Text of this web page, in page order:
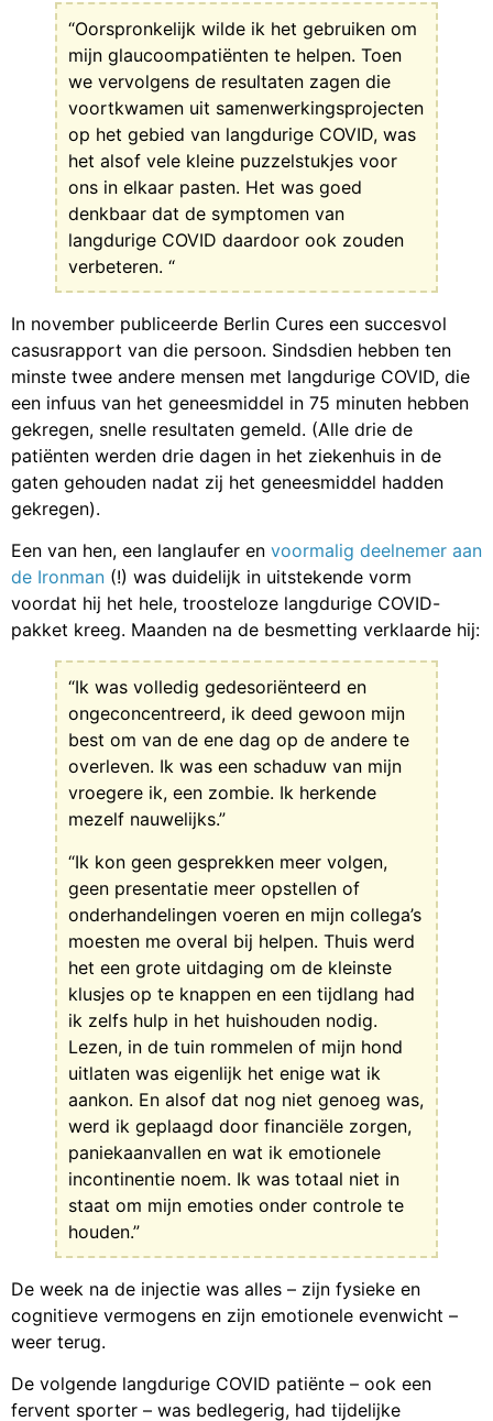
“Oorspronkelijk wilde ik het gebruiken om
mijn glaucoompatiënten te helpen. Toen
we vervolgens de resultaten zagen die
voortkwamen uit samenwerkingsprojecten
op het gebied van langdurige COVID, was
het alsof vele kleine puzzelstukjes voor
ons in elkaar pasten. Het was goed
denkbaar dat de symptomen van
langdurige COVID daardoor ook zouden
verbeteren. “
In november publiceerde Berlin Cures een succesvol
casusrapport van die persoon. Sindsdien hebben ten
minste twee andere mensen met langdurige COVID, die
een infuus van het geneesmiddel in 75 minuten hebben
gekregen, snelle resultaten gemeld. (Alle drie de
patiënten werden drie dagen in het ziekenhuis in de
gaten gehouden nadat zij het geneesmiddel hadden
gekregen).
Een van hen, een langlaufer en voormalig deelnemer aan
de Ironman (!) was duidelijk in uitstekende vorm
voordat hij het hele, troosteloze langdurige COVID-
pakket kreeg. Maanden na de besmetting verklaarde hij:
“Ik was volledig gedesoriënteerd en
ongeconcentreerd, ik deed gewoon mijn
best om van de ene dag op de andere te
overleven. Ik was een schaduw van mijn
vroegere ik, een zombie. Ik herkende
mezelf nauwelijks.”
“Ik kon geen gesprekken meer volgen,
geen presentatie meer opstellen of
onderhandelingen voeren en mijn collega’s
moesten me overal bij helpen. Thuis werd
het een grote uitdaging om de kleinste
klusjes op te knappen en een tijdlang had
ik zelfs hulp in het huishouden nodig.
Lezen, in de tuin rommelen of mijn hond
uitlaten was eigenlijk het enige wat ik
aankon. En alsof dat nog niet genoeg was,
werd ik geplaagd door financiële zorgen,
paniekaanvallen en wat ik emotionele
incontinentie noem. Ik was totaal niet in
staat om mijn emoties onder controle te
houden.”
De week na de injectie was alles – zijn fysieke en
cognitieve vermogens en zijn emotionele evenwicht –
weer terug.
De volgende langdurige COVID patiënte – ook een
fervent sporter – was bedlegerig, had tijdelijke